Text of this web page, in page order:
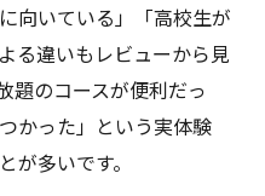
向いている」「高校生が
る違いもレビューから見
題のコースが便利だっ
かった」という実体験
が多いです。